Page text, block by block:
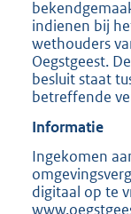
indienen bij
wethouders
Oegstgeest.
besluit staat
betreffende
Informatie
Ingekomen
digitaal op te